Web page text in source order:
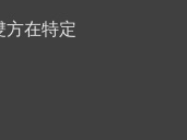
方在特定